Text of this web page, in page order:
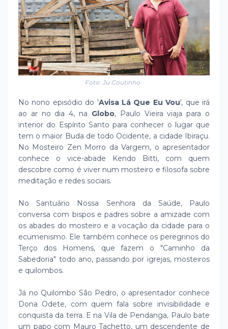
Foto: Ju Coutinho
No nono episódio do 'Avisa Lá Que Eu Vou', que irá
ao ar no dia 4, na Globo, Paulo Vieira viaja para o
interior do Espírito Santo para conhecer o lugar que
tem o maior Buda de todo Ocidente, a cidade Ibiraçu.
No Mosteiro Zen Morro da Vargem, o apresentador
conhece o vice-abade Kendo Bitti, com quem
descobre como é viver num mosteiro e filosofa sobre
meditação e redes sociais.
No Santuário Nossa Senhora da Saúde, Paulo
conversa com bispos e padres sobre a amizade com
os abades do mosteiro e a vocação da cidade para o
ecumenismo. Ele também conhece os peregrinos do
Terço dos Homens, que fazem o "Caminho da
Sabedoria" todo ano, passando por igrejas, mosteiros
e quilombos.
Já no Quilombo São Pedro, o apresentador conhece
Dona Odete, com quem fala sobre invisibilidade e
conquista da terra. E na Vila de Pendanga, Paulo bate
um papo com Mauro Tachetto, um descendente de